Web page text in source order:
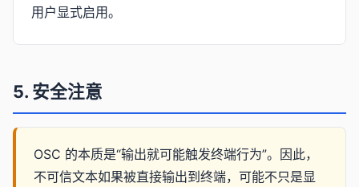
用户显式启用。
5. 安全注意
OSC 的本质是“输出就可能触发终端行为”。因此，
不可信文本如果被直接输出到终端，可能不只是显